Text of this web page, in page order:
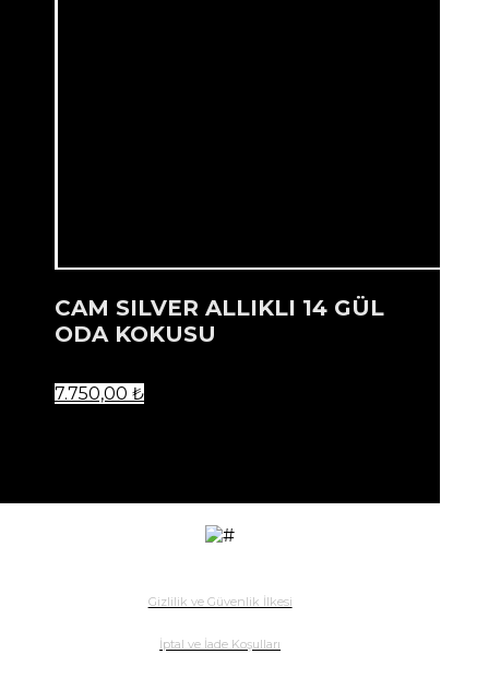
CAM SILVER ALLIKLI 14 GÜL
ODA KOKUSU
7.750,00 ₺
Gizlilik ve Güvenlik İlkesi
İptal ve İade Koşulları